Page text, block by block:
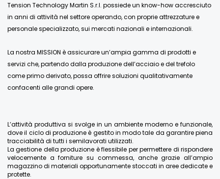
Tension Technology Martin S.r.l. possiede un know-how accresciuto
in anni di attività nel settore operando, con proprie attrezzature e
personale specializzato, sui mercati nazionali e internazionali.
La nostra MISSION è assicurare un’ampia gamma di prodotti e
servizi che, partendo dalla produzione dell’acciaio e del trefolo
come primo derivato, possa offrire soluzioni qualitativamente
confacenti alle grandi opere.
L’attività produttiva si svolge in un ambiente moderno e funzionale,
dove il ciclo di produzione è gestito in modo tale da garantire piena
tracciabilità di tutti i semilavorati utilizzati.
La gestione della produzione è flessibile per permettere di rispondere
velocemente a forniture su commessa, anche grazie all’ampio
magazzino di materiali opportunamente stoccati in aree dedicate e
protette.